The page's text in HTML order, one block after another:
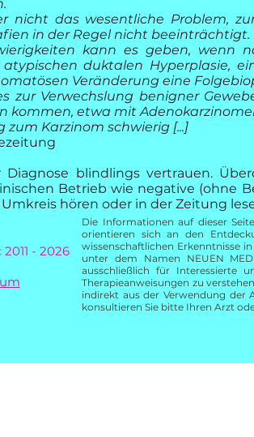
nicht das wesentliche Problem,
in der Regel nicht beeinträchtigt.
kann es geben, wenn
duktalen Hyperplasie,
Veränderung eine
zur Verwechslung benigner
kommen, etwa mit
zum Karzinom schwierig [...]
Diagnose blindlings vertrauen.
Betrieb wie negative (ohne
hören oder in der Zeitung
2011 - 2026
Die Informationen auf dieser
orientieren sich an den
wissenschaftlichen Erkenntnisse
unter dem Namen NEUEN
ausschließlich für Interessierte
Therapieanweisungen zu
indirekt aus der Verwendung der
konsultieren Sie bitte Ihren Arzt